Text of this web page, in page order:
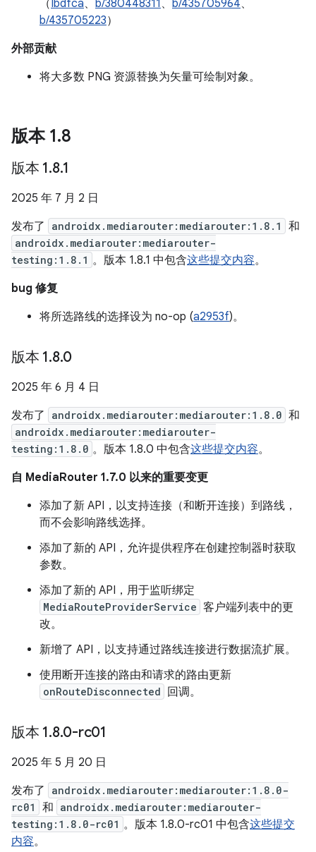
（Ibdfca、 b/380448311 、 b/435705964、
b/435705223）
外部贡献
将大多数 PNG 资源替换为矢量可绘制对象。
版本 1.8
版本 1.8.1
2025 年 7 月 2 日
发布了
androidx.mediarouter:mediarouter:1.8.1 和
androidx.mediarouter:mediarouter-
testing:1.8.1 。版本 1.8.1 中包含这些提交内容。
bug 修复
将所选路线的选择设为 no-op (a2953f)。
版本 1.8.0
2025 年 6 月 4 日
发布了
androidx.mediarouter:mediarouter:1.8.0 和
androidx.mediarouter:mediarouter-
testing:1.8.0 。版本 1.8.0 中包含这些提交内容。
自 MediaRouter 1.7.0 以来的重要变更
添加了新 API，以支持连接（和断开连接）到路线，
而不会影响路线选择。
添加了新的 API，允许提供程序在创建控制器时获取
参数。
添加了新的 API，用于监听绑定
MediaRouteProviderService 客户端列表中的更
改。
新增了 API，以支持通过路线连接进行数据流扩展。
使用断开连接的路由和请求的路由更新
onRouteDisconnected 回调。
版本 1.8.0-rc01
2025 年 5 月 20 日
发布了
androidx.mediarouter:mediarouter:1.8.0-
rc01
和 androidx.mediarouter:mediarouter-
testing:1.8.0-rc01 。版本 1.8.0-rc01 中包含这些提交
内容。